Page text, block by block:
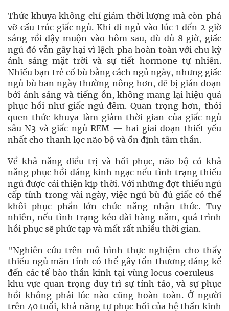
Thức khuya không chỉ giảm thời lượng mà còn phá
vỡ cấu trúc giấc ngủ. Khi đi ngủ vào lúc 1 đến 2 giờ
sáng rồi dậy muộn vào hôm sau, dù đủ 8 giờ, giấc
ngủ đó vẫn gây hại vì lệch pha hoàn toàn với chu kỳ
ánh sáng mặt trời và sự tiết hormone tự nhiên.
Nhiều bạn trẻ cố bù bằng cách ngủ ngày, nhưng giấc
ngủ bù ban ngày thường nông hơn, dễ bị gián đoạn
bởi ánh sáng và tiếng ồn, không mang lại hiệu quả
phục hồi như giấc ngủ đêm. Quan trọng hơn, thói
quen thức khuya làm giảm thời gian của giấc ngủ
sâu N3 và giấc ngủ REM — hai giai đoạn thiết yếu
nhất cho thanh lọc não bộ và ổn định tâm thần.
Về khả năng điều trị và hồi phục, não bộ có khả
năng phục hồi đáng kinh ngạc nếu tình trạng thiếu
ngủ được cải thiện kịp thời. Với những đợt thiếu ngủ
cấp tính trong vài ngày, việc ngủ bù đủ giấc có thể
khôi phục phần lớn chức năng nhận thức. Tuy
nhiên, nếu tình trạng kéo dài hàng năm, quá trình
hồi phục sẽ phức tạp và mất rất nhiều thời gian.
"Nghiên cứu trên mô hình thực nghiệm cho thấy
thiếu ngủ mãn tính có thể gây tổn thương đáng kể
đến các tế bào thần kinh tại vùng locus coeruleus -
khu vực quan trọng duy trì sự tỉnh táo, và sự phục
hồi không phải lúc nào cũng hoàn toàn. Ở người
trên 40 tuổi, khả năng tự phục hồi của hệ thần kinh